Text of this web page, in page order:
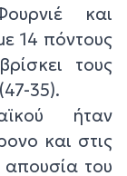
και
14 πόντους
τους
35).
ήταν
και στις
του